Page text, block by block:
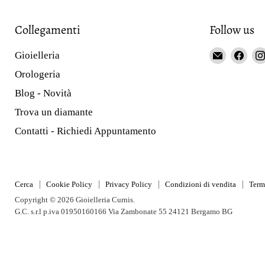
Collegamenti
Gioielleria
Orologeria
Blog - Novità
Trova un diamante
Contatti - Richiedi Appuntamento
Follow us
EmailFind
Cerca Cookie Policy Privacy Policy Condizioni di vendita
Copyright © 2026 Gioielleria Curnis.
G.C. s.r.l p.iva 01950160166 Via Zambonate 55 24121 Bergamo BG